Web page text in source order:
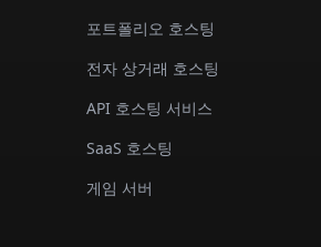
포트폴리오 호스팅
전자 상거래 호스팅
API 호스팅 서비스
SaaS 호스팅
게임 서버